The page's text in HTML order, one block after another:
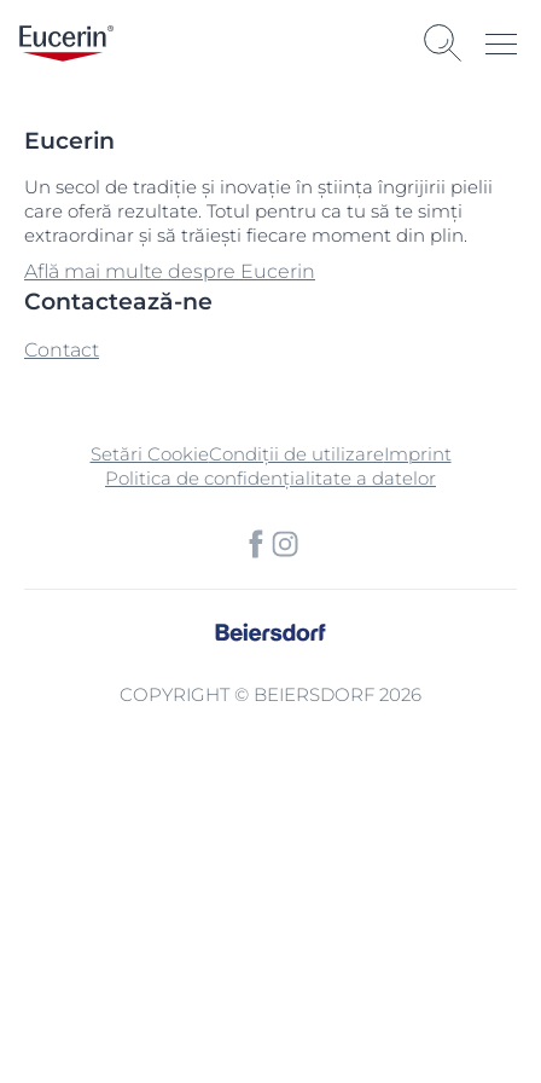
Eucerin
Un secol de tradiție și inovație în știința îngrijirii pielii
care oferă rezultate. Totul pentru ca tu să te simți
extraordinar și să trăiești fiecare moment din plin.
Află mai multe despre Eucerin
Contactează-ne
Contact
Setări CookieCondiții de utilizareImprint
Politica de confidențialitate a datelor
COPYRIGHT © BEIERSDORF 2026